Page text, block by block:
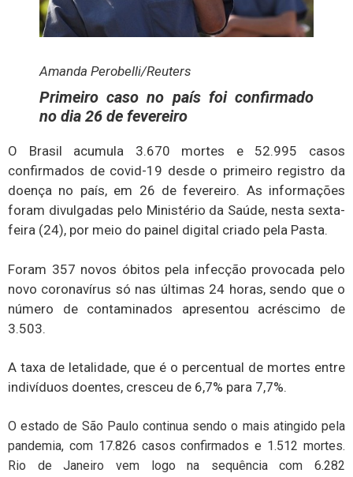
Amanda Perobelli/Reuters
Primeiro caso no país foi confirmado
no dia 26 de fevereiro
O Brasil acumula 3.670 mortes e 52.995 casos
confirmados de covid-19 desde o primeiro registro da
doença no país, em 26 de fevereiro. As informações
foram divulgadas pelo Ministério da Saúde, nesta sexta-
feira (24), por meio do painel digital criado pela Pasta.
Foram 357 novos óbitos pela infecção provocada pelo
novo coronavírus só nas últimas 24 horas, sendo que o
número de contaminados apresentou acréscimo de
3.503.
A taxa de letalidade, que é o percentual de mortes entre
indivíduos doentes, cresceu de 6,7% para 7,7%.
O estado de São Paulo continua sendo o mais atingido pela
pandemia, com 17.826 casos confirmados e 1.512 mortes.
Rio de Janeiro vem logo na sequência com 6.282